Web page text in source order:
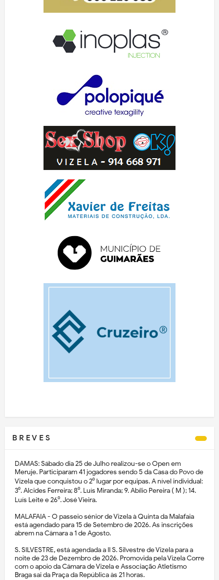
B R E V E S
DAMAS: Sábado dia 25 de Julho realizou-se o Open em
Meruje. Participaram 41 jogadores sendo 5 da Casa do Povo de
Vizela que conquistou o 2⁰ lugar por equipas. A nível individual:
3⁰. Alcides Ferreira; 8⁰. Luís Miranda; 9. Abílio Pereira ( M ); 14.
Luís Leite e 26⁰. José Vieira.
MALAFAIA - O passeio sénior de Vizela à Quinta da Malafaia
está agendado para 15 de Setembro de 2026. As inscrições
abrem na Câmara a 1 de Agosto.
S. SILVESTRE, está agendada a II S. Silvestre de Vizela para a
noite de 23 de Dezembro de 2026. Promovida pela Vizela Corre
com o apoio da Câmara de Vizela e Associação Atletismo
Braga sai da Praça da República às 21 horas.